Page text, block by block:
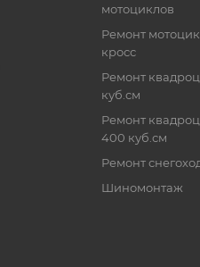
мотоциклов
Ремонт
кросс
Ремонт
куб.см
Ремонт
400 куб.см
Ремонт
Шиномонтаж